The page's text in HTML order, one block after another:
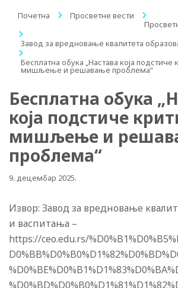
Почетна / Просветне вести
/
/
Завод за вредновање квалитета
/
Бесплатна обука „Настава која подстиче
мишљење и решавање проблема“
Бесплатна обука
која подстиче
мишљење и
проблема“
9. децембар 2025.
Извор: Завод за вредновање
и васпитања –
https://ceo.edu.rs/